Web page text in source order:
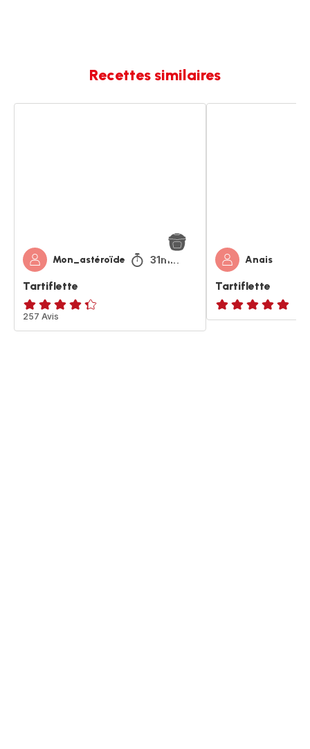
Recettes similaires
Mon_astéroïde 31min
Tartiflette
ratings.4.3
257 Avis
Anais
Tartiflette
Avis